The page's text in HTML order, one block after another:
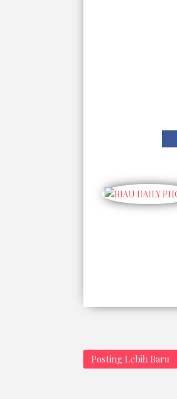
Posting Lebih Baru